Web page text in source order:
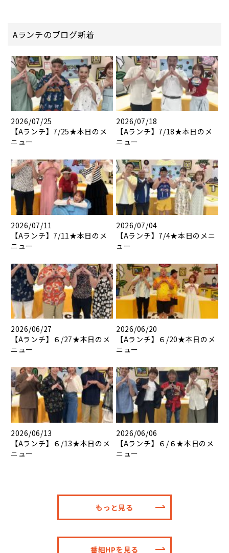
Aランチのブログ新着
2026/07/25
【Aランチ】7/25★本日のメ
ニュー
2026/07/18
【Aランチ】7/18★本日のメ
ニュー
2026/07/11
【Aランチ】7/11★本日のメ
ニュー
2026/07/04
【Aランチ】7/4★本日のメニ
ュー
2026/06/27
【Aランチ】６/27★本日のメ
ニュー
2026/06/20
【Aランチ】６/20★本日のメ
ニュー
2026/06/13
【Aランチ】６/13★本日のメ
ニュー
2026/06/06
【Aランチ】６/６★本日のメ
ニュー
もっと見る
番組HPを見る